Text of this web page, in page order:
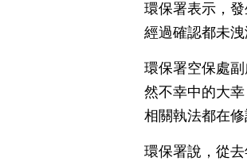
環保署表示，
經過確認都未
環保署空保處
然不幸中的大
相關執法都在
環保署說，從